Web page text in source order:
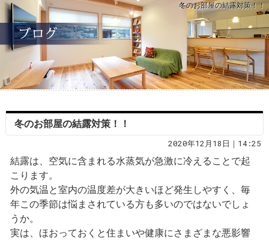
冬のお部屋の結露対策！！
冬のお部屋の結露対策！！
2020年12月18日｜14:25
結露は、空気に含まれる水蒸気が急激に冷えることで起
こります。
外の気温と室内の温度差が大きいほど発生しやすく、毎
年この季節は悩まされている方も多いのではないでしょ
うか。
実は、ほおっておくと住まいや健康にさまざまな悪影響